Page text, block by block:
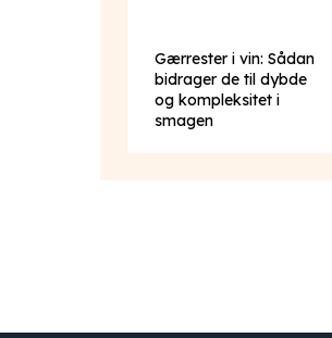
Gærrester i vin: Sådan
bidrager de til dybde
og kompleksitet i
smagen